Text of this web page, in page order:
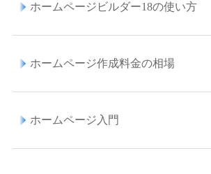
ホームページビルダー18の使い方
ホームページ作成料金の相場
ホームページ入門